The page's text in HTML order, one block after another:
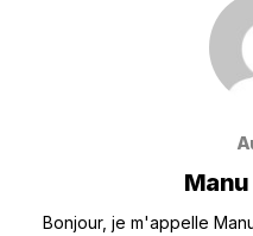
Bonjour, je m'appelle